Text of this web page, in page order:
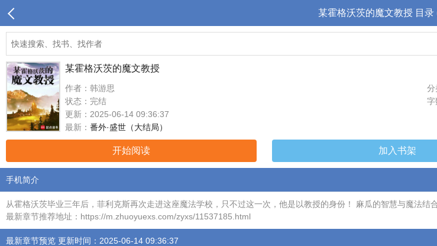
某霍格沃茨的魔文教授 目录
某霍格沃茨的魔文教授
作者：韩游思
分
状态：完结
字
更新：2025-06-14 09:36:37
最新： 番外·盛世（大结局）
开始阅读 加入书架
手机简介
从霍格沃茨毕业三年后，菲利克斯再次走进这座魔法学校，只不过这一次，他是以教授的身份！ 麻瓜的智慧与魔法
最新章节推荐地址：https://m.zhuoyuexs.com/zyxs/11537185.html
最新章节预览 更新时间：2025-06-14 09:36:37